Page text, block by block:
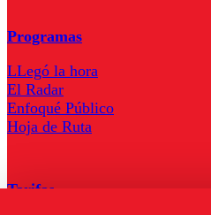
Programas
LLegó la hora
El Radar
Enfoqué Público
Hoja de Ruta
Tarifas